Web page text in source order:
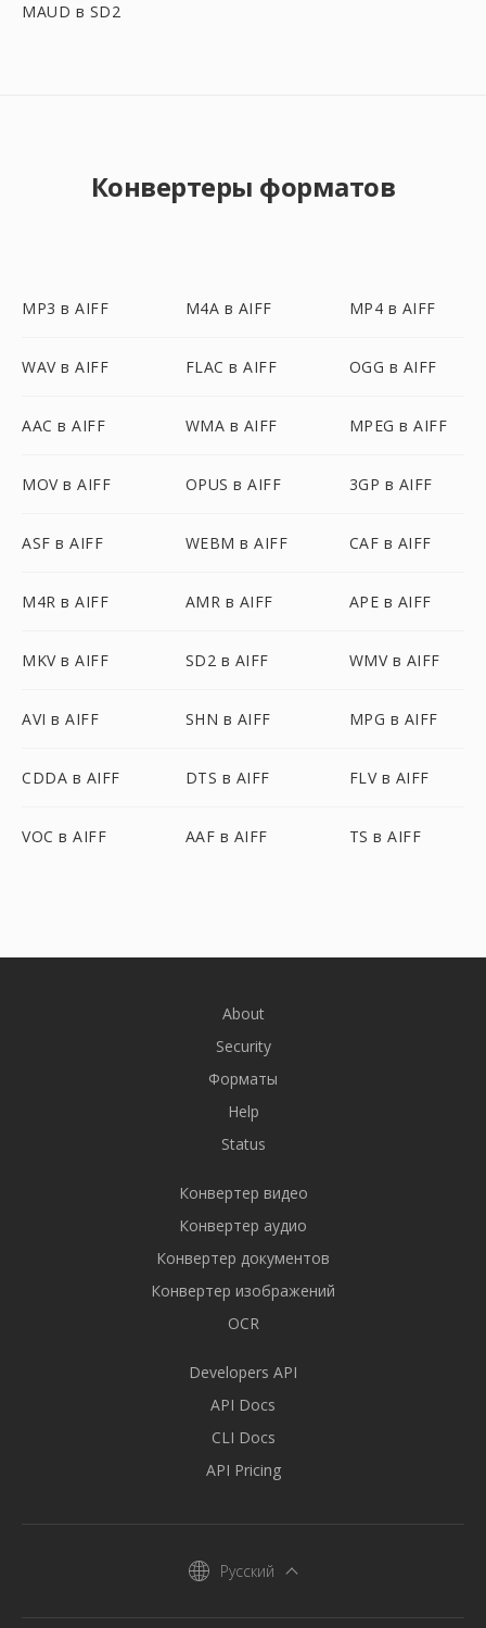
MAUD в SD2
Конвертеры форматов
MP3 в AIFF M4A в AIFF MP4 в AIFF
WAV в AIFF FLAC в AIFF OGG в AIFF
AAC в AIFF WMA в AIFF MPEG в AIFF
MOV в AIFF OPUS в AIFF 3GP в AIFF
ASF в AIFF WEBM в AIFF CAF в AIFF
M4R в AIFF AMR в AIFF APE в AIFF
MKV в AIFF SD2 в AIFF WMV в AIFF
AVI в AIFF SHN в AIFF MPG в AIFF
CDDA в AIFF DTS в AIFF FLV в AIFF
VOC в AIFF AAF в AIFF TS в AIFF
About
Security
Форматы
Help
Status
Конвертер видео
Конвертер аудио
Конвертер документов
Конвертер изображений
OCR
Developers API
API Docs
CLI Docs
API Pricing
Русский